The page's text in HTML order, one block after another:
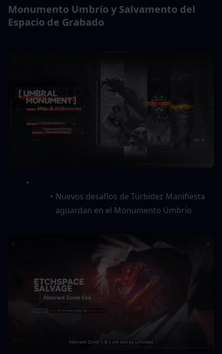
Monumento Umbrío y Salvamento del
Espacio de Grabado
Nuevos desafíos de Turbidez Manifiesta
aguardan en el Monumento Umbrío